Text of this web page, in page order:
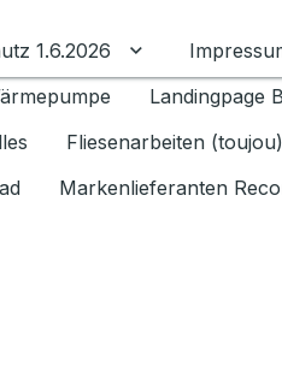
umschalten
1.6.2026 Untermenü für
Landingpage
Fliesenarbeiten (toujou)
Markenlieferanten